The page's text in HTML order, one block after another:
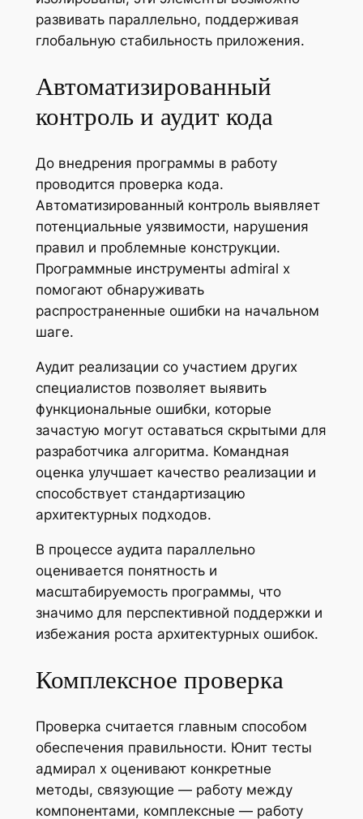
развивать параллельно, поддерживая
глобальную стабильность приложения.
Автоматизированный
контроль и аудит кода
До внедрения программы в работу
проводится проверка кода.
Автоматизированный контроль выявляет
потенциальные уязвимости, нарушения
правил и проблемные конструкции.
Программные инструменты admiral x
помогают обнаруживать
распространенные ошибки на начальном
шаге.
Аудит реализации со участием других
специалистов позволяет выявить
функциональные ошибки, которые
зачастую могут оставаться скрытыми для
разработчика алгоритма. Командная
оценка улучшает качество реализации и
способствует стандартизацию
архитектурных подходов.
В процессе аудита параллельно
оценивается понятность и
масштабируемость программы, что
значимо для перспективной поддержки и
избежания роста архитектурных ошибок.
Комплексное проверка
Проверка считается главным способом
обеспечения правильности. Юнит тесты
адмирал х оценивают конкретные
методы, связующие — работу между
компонентами, комплексные — работу